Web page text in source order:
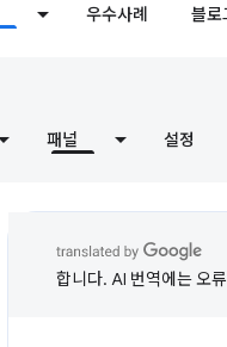
우수사례 블로
패널 설정
합니다. AI 번역에는 오